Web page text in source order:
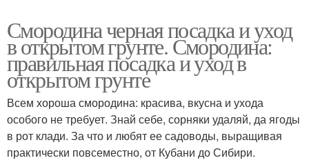
Смородина черная посадка и уход
в открытом грунте. Смородина:
правильная посадка и уход в
открытом грунте
Всем хороша смородина: красива, вкусна и ухода
особого не требует. Знай себе, сорняки удаляй, да ягоды
в рот клади. За что и любят ее садоводы, выращивая
практически повсеместно, от Кубани до Сибири.